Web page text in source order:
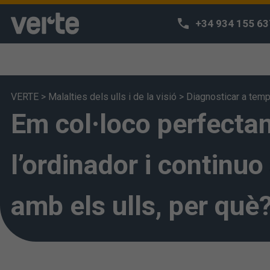
+34 934 155
VERTE > Malalties dels ulls i de la visió > Diagnosticar a
Em col·loco
l’ordinador i
amb els ulls, per
navegació i
accedir a la
configurar-